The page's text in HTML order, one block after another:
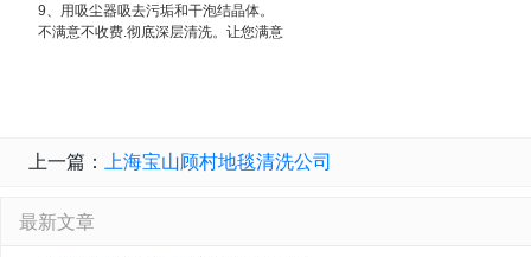
9、用吸尘器吸去污垢和干泡结晶体。
不满意不收费.彻底深层清洗。让您满意
上一篇： 上海宝山顾村地毯清洗公司
最新文章